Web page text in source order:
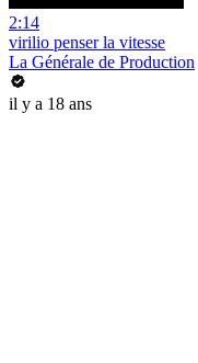
2:14
virilio penser la vitesse
La Générale de Production
il y a 18 ans